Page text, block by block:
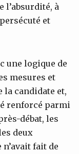
l’absurdité, à
et
une logique de
mesures et
la candidate et,
renforcé parmi
débat, les
deux
fait de